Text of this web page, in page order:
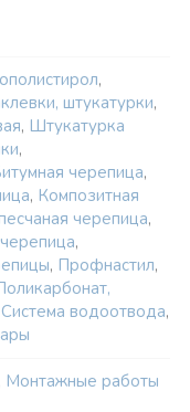
,
штукатурки,
, Штукатурка
,
черепица,
, Композитная
черепица,
,
, Профнастил,
Система водоотвода,
Монтажные работы